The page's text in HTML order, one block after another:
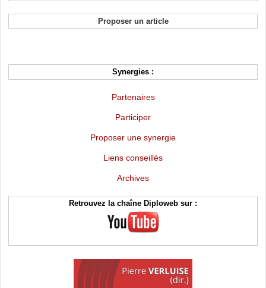
Proposer un article
Synergies :
Partenaires
Participer
Proposer une synergie
Liens conseillés
Archives
Retrouvez la chaîne Diploweb sur :